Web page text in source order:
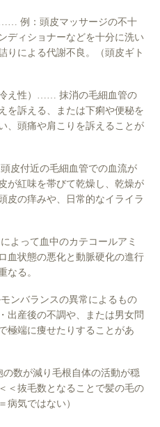
例：頭皮マッサージの不十
ディショナーなどを十分に洗い
による代謝不良。（頭皮ギト
え性）…… 抹消の毛細血管の
を訴える、または下痢や便秘を
、頭痛や肩こりを訴えることが
皮付近の毛細血管での血流が
が紅味を帯びて乾燥し、乾燥が
皮の痒みや、日常的なイライラ
よって血中のカテコールアミ
血状態の悪化と動脈硬化の進行
なる。
ンバランスの異常によるもの
出産後の不調や、または男女問
極端に痩せたりすることがあ
数が減り毛根自体の活動が穏
＜抜毛数となることで髪の毛の
病気ではない）